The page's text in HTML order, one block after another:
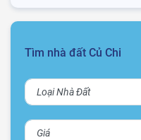
Tìm nhà đất Củ Chi